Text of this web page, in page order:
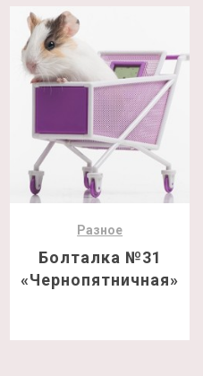
Разное
Болталка №31
«Чернопятничная»